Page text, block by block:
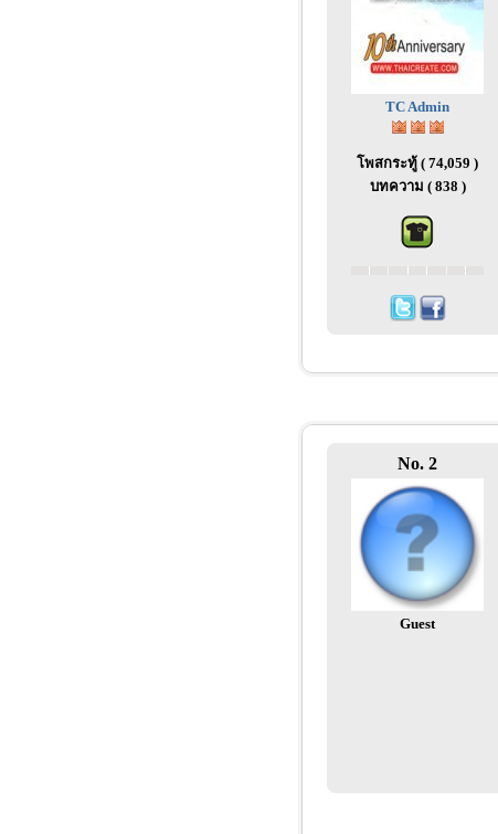
TC Admin
โพสกระทู้ ( 74,059 )
บทความ ( 838 )
No. 2
Guest